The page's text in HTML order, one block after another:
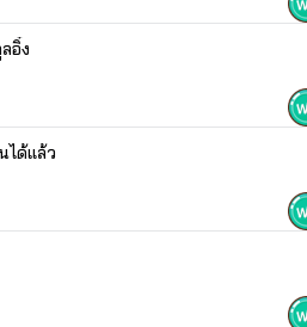
โซยอดอัจฉริยะ
2 ตอน เวลา 15:00 น. / 18:30 น.
อิ๋ง
ได้แล้ว